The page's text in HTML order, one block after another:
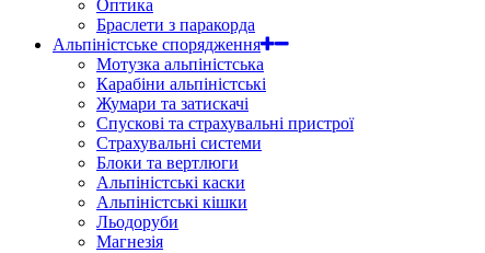
Оптика
Браслети з паракорда
Альпіністське спорядження
Мотузка альпіністська
Карабіни альпіністські
Жумари та затискачі
Спускові та страхувальні пристрої
Страхувальні системи
Блоки та вертлюги
Альпіністські каски
Альпіністські кішки
Льодоруби
Магнезія